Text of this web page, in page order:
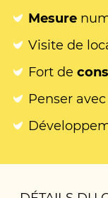
Mesure
Visite de
Fort de
Penser